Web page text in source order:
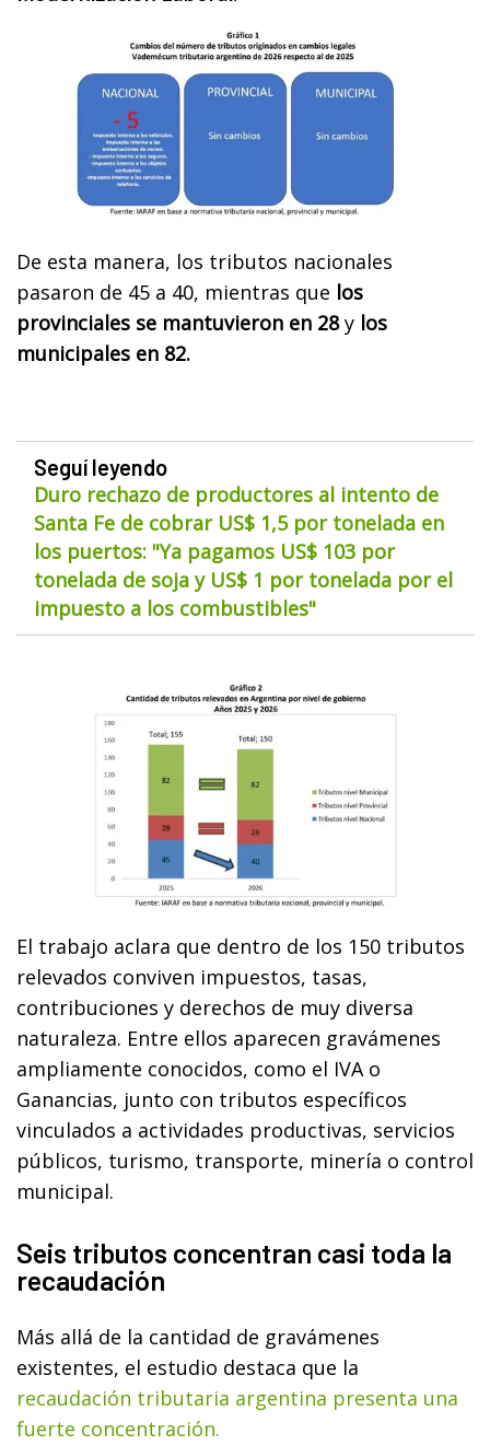
De esta manera, los tributos nacionales
pasaron de 45 a 40, mientras que los
provinciales se mantuvieron en 28y los
municipales en 82.
Seguí leyendo
Duro rechazo de productores al intento de
Santa Fe de cobrar US$ 1,5 por tonelada en
los puertos: "Ya pagamos US$ 103 por
tonelada de soja y US$ 1 por tonelada por el
impuesto a los combustibles"
El trabajo aclara que dentro de los 150 tributos
relevados conviven impuestos, tasas,
contribuciones y derechos de muy diversa
naturaleza. Entre ellos aparecen gravámenes
ampliamente conocidos, como el IVA o
Ganancias, junto con tributos específicos
vinculados a actividades productivas, servicios
públicos, turismo, transporte, minería o control
municipal.
Seis tributos concentran casi toda la
recaudación
Más allá de la cantidad de gravámenes
existentes, el estudio destaca que la
recaudación tributaria argentina presenta una
fuerte concentración.